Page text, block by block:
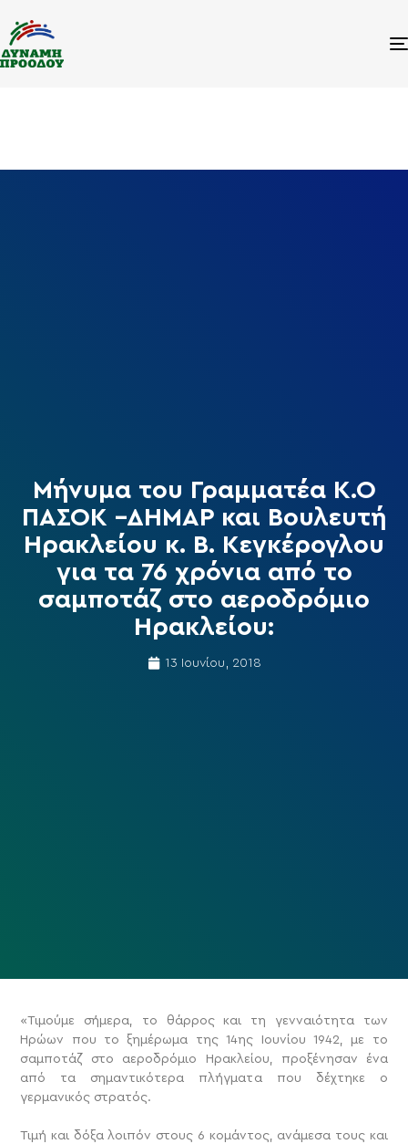
Μήνυμα του Γραμματέα Κ.Ο
ΠΑΣΟΚ –ΔΗΜΑΡ και Βουλευτή
Ηρακλείου κ. Β. Κεγκέρογλου
για τα 76 χρόνια από το
σαμποτάζ στο αεροδρόμιο
Ηρακλείου:
13 Ιουνίου, 2018
«Τιμούμε σήμερα, το θάρρος και τη γενναιότητα των
Ηρώων που το ξημέρωμα της 14ης Ιουνίου 1942, με το
σαμποτάζ στο αεροδρόμιο Ηρακλείου, προξένησαν ένα
από τα σημαντικότερα πλήγματα που δέχτηκε ο
γερμανικός στρατός.
Τιμή και δόξα λοιπόν στους 6 κομάντος, ανάμεσα τους και